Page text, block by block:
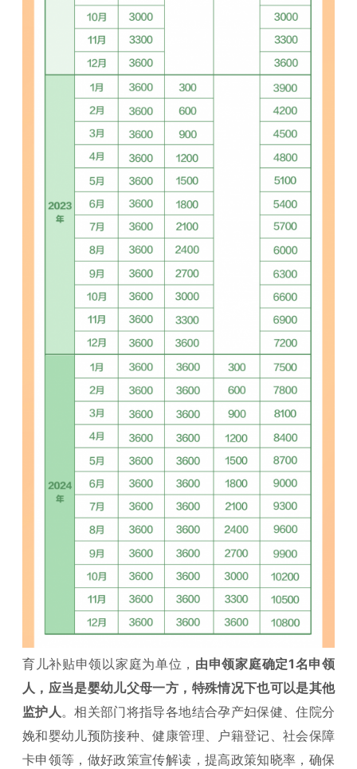
育儿补贴申领以家庭为单位， 由申领家庭确定1名申领
人，应当是婴幼儿父母一方，特殊情况下也可以是其他
监护人。相关部门将指导各地结合孕产妇保健、住院分
娩和婴幼儿预防接种、健康管理、户籍登记、社会保障
卡申领等，做好政策宣传解读，提高政策知晓率，确保